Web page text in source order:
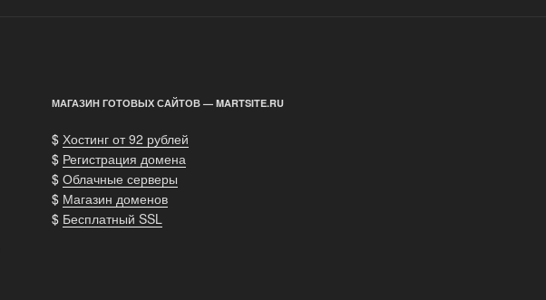
МАГАЗИН ГОТОВЫХ САЙТОВ — MARTSITE.RU
$ Хостинг от 92 рублей
$ Регистрация домена
$ Облачные серверы
$ Магазин доменов
$ Бесплатный SSL